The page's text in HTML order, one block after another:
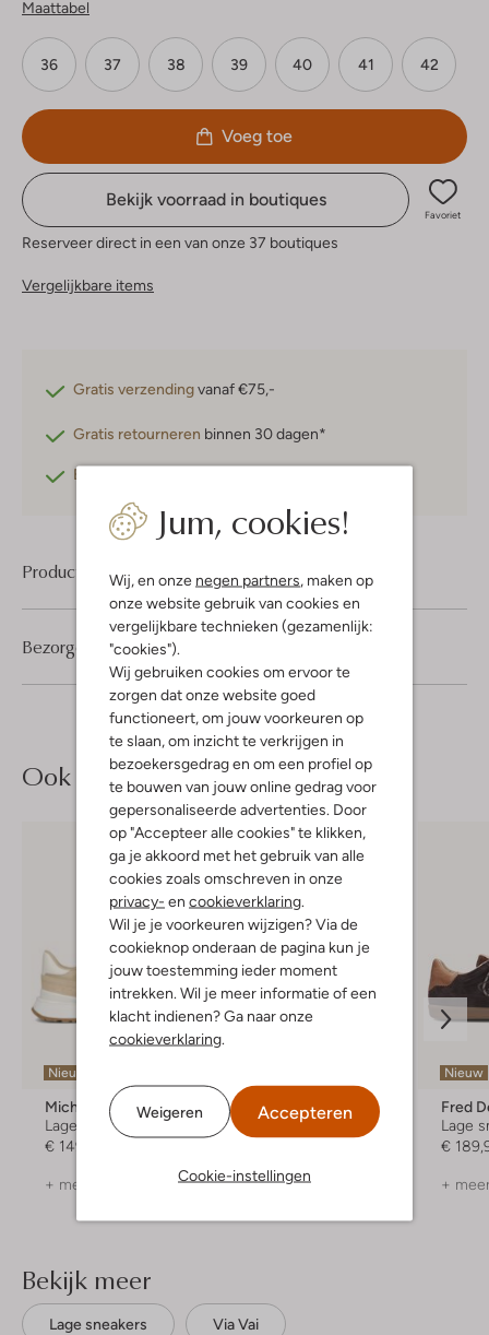
Jum, cookies!
Wij, en onze negen partners, maken op
onze website gebruik van cookies en
vergelijkbare technieken (gezamenlijk:
"cookies").
Wij gebruiken cookies om ervoor te
zorgen dat onze website goed
functioneert, om jouw voorkeuren op
te slaan, om inzicht te verkrijgen in
bezoekersgedrag en om een profiel op
te bouwen van jouw online gedrag voor
gepersonaliseerde advertenties. Door
op "Accepteer alle cookies" te klikken,
ga je akkoord met het gebruik van alle
cookies zoals omschreven in onze
privacy- en cookieverklaring.
Wil je je voorkeuren wijzigen? Via de
cookieknop onderaan de pagina kun je
jouw toestemming ieder moment
intrekken. Wil je meer informatie of een
klacht indienen? Ga naar onze
cookieverklaring.
Weigeren Accepteren
Cookie-instellingen
Maattabel
36 37 38 39 40 41 42
Voeg toe
Bekijk voorraad in boutiques
Favoriet
Reserveer direct in een van onze 37 boutiques
Vergelijkbare items
Gratis verzendingvanaf €75,-
Gratis retourneren binnen 30 dagen*
Betaal achteraf
Product informatie
Bezorgen & retourneren
Ook iets voor jou?
Nieuw
Michael Kors
Lage sneakers
€ 149,99
+ meer kleuren
New Balance
Lage sneakers
+ meer kleuren
Nieuw
Lage
€
+
Bekijk meer
Lage sneakers Via Vai